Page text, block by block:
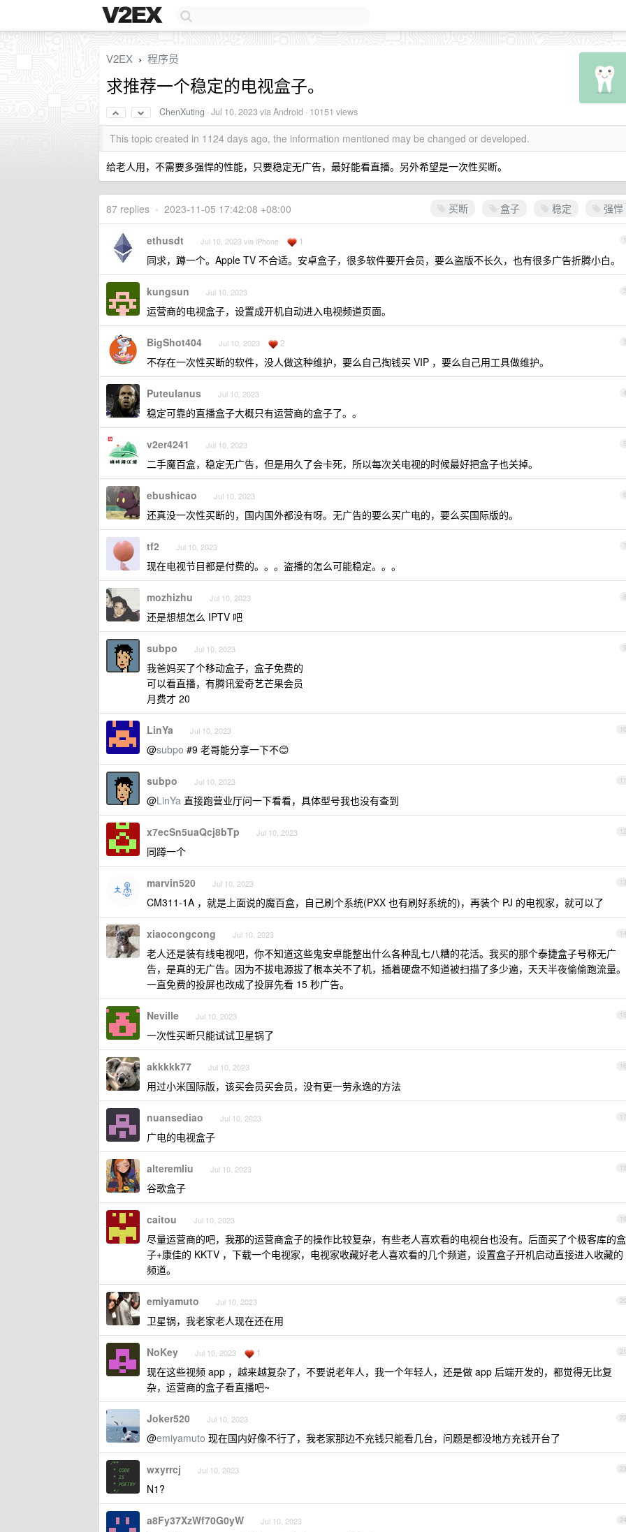
V2EX › 程序员
求推荐一个稳定的电视盒子。
ChenXuting ·Jul 10, 2023 via Android · 10151 views
This topic created in 1124 days ago, the information mentioned may be changed or developed.
给老人用，不需要多强悍的性能，只要稳定无广告，最好能看直播。另外希望是一次性买断。
买断 盒子 稳定 强悍
87 replies • 2023-11-05 17:42:08 +08:00
1
ethusdt Jul 10, 2023 via iPhone 1
同求，蹲一个。Apple TV 不合适。安卓盒子，很多软件要开会员，要么盗版不长久，也有很多广告折腾小白。
2
kungsun Jul 10, 2023
运营商的电视盒子，设置成开机自动进入电视频道页面。
3
BigShot404 Jul 10, 2023 2
不存在一次性买断的软件，没人做这种维护，要么自己掏钱买 VIP ，要么自己用工具做维护。
4
Puteulanus Jul 10, 2023
稳定可靠的直播盒子大概只有运营商的盒子了。。
5
v2er4241 Jul 10, 2023
二手魔百盒，稳定无广告，但是用久了会卡死，所以每次关电视的时候最好把盒子也关掉。
6
ebushicao Jul 10, 2023
还真没一次性买断的，国内国外都没有呀。无广告的要么买广电的，要么买国际版的。
7
tf2 Jul 10, 2023
现在电视节目都是付费的。。。盗播的怎么可能稳定。。。
8
mozhizhu Jul 10, 2023
还是想想怎么 IPTV 吧
9
subpo Jul 10, 2023
我爸妈买了个移动盒子，盒子免费的
可以看直播，有腾讯爱奇艺芒果会员
月费才 20
10
LinYa Jul 10, 2023
@subpo #9 老哥能分享一下不😊
11
subpo Jul 10, 2023
@LinYa 直接跑营业厅问一下看看，具体型号我也没有查到
12
x7ecSn5uaQcj8bTp Jul 10, 2023
同蹲一个
13
marvin520 Jul 10, 2023
CM311-1A ，就是上面说的魔百盒，自己刷个系统(PXX 也有刷好系统的)，再装个 PJ 的电视家，就可以了
14
xiaocongcong Jul 10, 2023
老人还是装有线电视吧，你不知道这些鬼安卓能整出什么各种乱七八糟的花活。我买的那个泰捷盒子号称无广
告，是真的无广告。因为不拔电源拔了根本关不了机，插着硬盘不知道被扫描了多少遍，天天半夜偷偷跑流量。
一直免费的投屏也改成了投屏先看 15 秒广告。
15
Neville Jul 10, 2023
一次性买断只能试试卫星锅了
16
akkkkk77 Jul 10, 2023
用过小米国际版，该买会员买会员，没有更一劳永逸的方法
17
nuansediao Jul 10, 2023
广电的电视盒子
18
alteremliu Jul 10, 2023
谷歌盒子
19
caitou Jul 10, 2023
尽量运营商的吧，我那的运营商盒子的操作比较复杂，有些老人喜欢看的电视台也没有。后面买了个极客库的盒
子+康佳的 KKTV ，下载一个电视家，电视家收藏好老人喜欢看的几个频道，设置盒子开机启动直接进入收藏的
频道。
20
emiyamuto Jul 10, 2023
卫星锅，我老家老人现在还在用
21
NoKey Jul 10, 2023 1
现在这些视频 app ，越来越复杂了，不要说老年人，我一个年轻人，还是做 app 后端开发的，都觉得无比复
杂，运营商的盒子看直播吧~
22
Joker520 Jul 10, 2023
@emiyamuto 现在国内好像不行了，我老家那边不充钱只能看几台，问题是都没地方充钱开台了
23
wxyrrcj Jul 10, 2023
N1?
24
a8Fy37XzWf70G0yW Jul 10, 2023